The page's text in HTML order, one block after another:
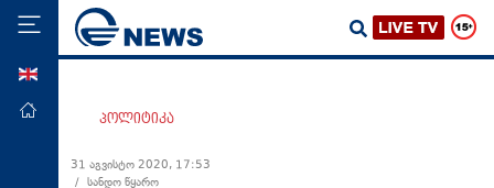
მთავარი
ეკონომიკა
პოლიტიკა
31 აგვისტო 2020, 17:53
/ სანდო წყარო